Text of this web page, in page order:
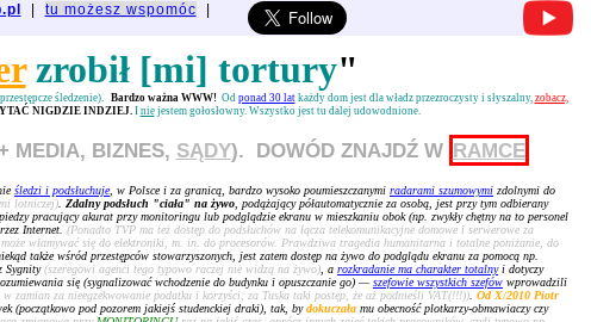
tu możesz wspomóc
zrobił [mi] tortury"
śledzenie). Bardzo ważna WWW!Od ponad 30 latkażdy dom jest dla władz przezroczysty i słyszalny, zobacz,
NIGDZIE INDZIEJ.I niejestem gołosłowny. Wszystko jest tu dalej udowodnione.
MEDIA, BIZNES, SĄDY). DOWÓD ZNAJDŹ W RAMCE
śledzi i podsłuchuje, w Polsce i za granicą, bardzo wysoko poumieszczanymi radarami szumowymi zdolnymi do
lotniczej) Zdalny podsłuch "ciała" na żywo , podążający półautomatycznie za osobą, jest przy tym odbierany
pracujący akurat przy monitoringu lub podglądzie ekranu w mieszkaniu obok (np. zwykły chętny na to personel
Internet. (Ponadto TVP ma też dostęp do podsłuchów na łącza telekomunikacyjne domowe i serwerowe za
włamywać się do elektroniki, m. in. do procesorów. Prawdziwa tragedia humanitarna i totalne poniżanie, do
także wśród przestępców stowarzyszonych, jest zatem dostęp na żywo do podglądu ekranu za pomocą np.
Sygnity (szeregowi agenci tego typowo raczej nie widzą na żywo) , a rozkradanie ma charakter totalnyi dotyczy
się (sygnalizować wchodzenie do budynku i opuszczanie go) — szefowie wszystkich szefów wprowadzili
w zamian za nieegzekwowanie podatku i korzyści; za Tuska taki postęp, że aż podnieśli VAT(!!!))
Od X/2010 Piotr
(początkowo pod pozorem jakiejś studenckiej draki), tak, by dokuczała mu obecność plotkarzy-obmawiaczy czy